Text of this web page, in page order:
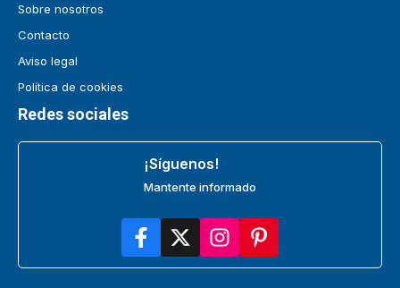
Sobre nosotros
Contacto
Aviso legal
Política de cookies
Redes sociales
¡Síguenos!
Mantente informado